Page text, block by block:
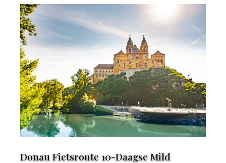
Donau Fietsroute 10-Daagse Mild